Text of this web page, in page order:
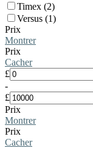
Timex (2)
Versus (1)
Prix
Montrer
Prix
Cacher
£
-
£
Prix
Montrer
Prix
Cacher